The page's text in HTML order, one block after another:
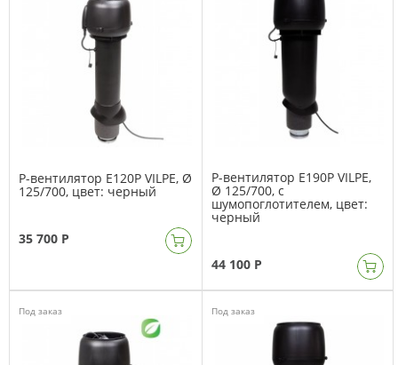
P-вентилятор E120P VILPE, Ø
125/700, цвет: черный
35 700 Р
P-вентилятор E190P VILPE,
Ø 125/700, с
шумопоглотителем, цвет:
черный
44 100 Р
Под заказ Под заказ